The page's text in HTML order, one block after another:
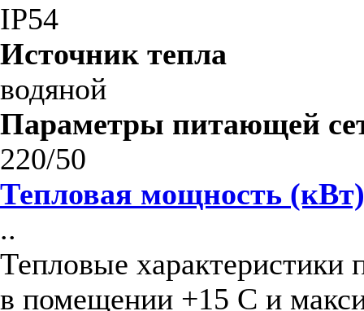
IP54
Источник тепла
водяной
Параметры питающей
220/50
Тепловая мощность (кВт)
..
Тепловые характеристики
в помещении +15 С и